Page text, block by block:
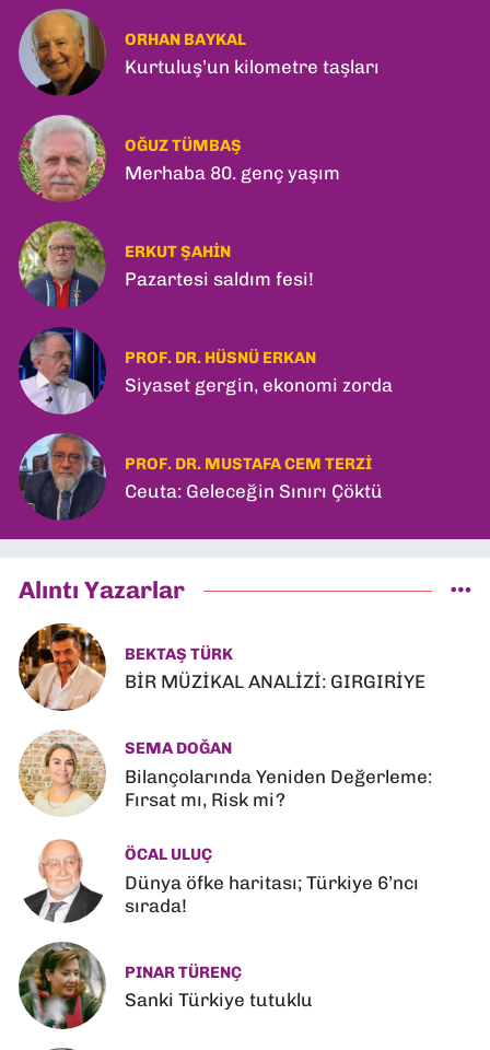
ORHAN BAYKAL
Kurtuluş’un kilometre taşları
OĞUZ TÜMBAŞ
Merhaba 80. genç yaşım
ERKUT ŞAHIN
Pazartesi saldım fesi!
PROF. DR. HÜSNÜ ERKAN
Siyaset gergin, ekonomi zorda
PROF. DR. MUSTAFA CEM TERZI
Ceuta: Geleceğin Sınırı Çöktü
Alıntı Yazarlar
BEKTAŞ TÜRK
BİR MÜZİKAL ANALİZİ: GIRGIRİYE
SEMA DOĞAN
Bilançolarında Yeniden Değerleme:
Fırsat mı, Risk mi?
ÖCAL ULUÇ
Dünya öfke haritası; Türkiye 6’ncı
sırada!
PINAR TÜRENÇ
Sanki Türkiye tutuklu